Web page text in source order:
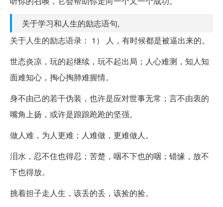
关于学习和人生的励志语句,
关于人生的励志语录： 1） 人，有时候都是被逼出来的。
世态炎凉，玩的起继续，玩不起出局；人心难测，知人知
面难知心，掏心掏肺难握情。
身不由己的若干伪装，也许是应对世事无常；言不由衷的
嘴角上扬，或许是踉踉跄跄的坚强。
做人难，为人更难；人难做，更难做人。
泪水，忍不住也得忍；苦楚，咽不下也的咽；错缘，放不
下也得放。
挑着担子走人生，该丢的丢，该捡的捡。